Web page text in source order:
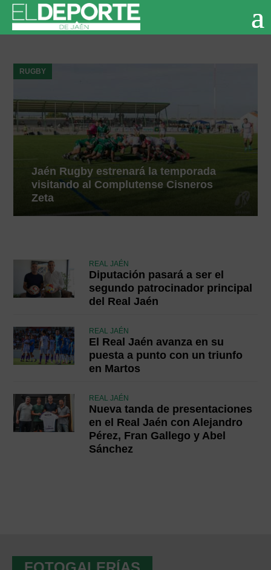
RUGBY
Jaén Rugby estrenará la temporada
visitando al Complutense Cisneros
Zeta
REAL JAÉN
Diputación pasará a ser el
segundo patrocinador principal
del Real Jaén
REAL JAÉN
El Real Jaén avanza en su
puesta a punto con un triunfo
en Martos
REAL JAÉN
Nueva tanda de presentaciones
en el Real Jaén con Alejandro
Pérez, Fran Gallego y Abel
Sánchez